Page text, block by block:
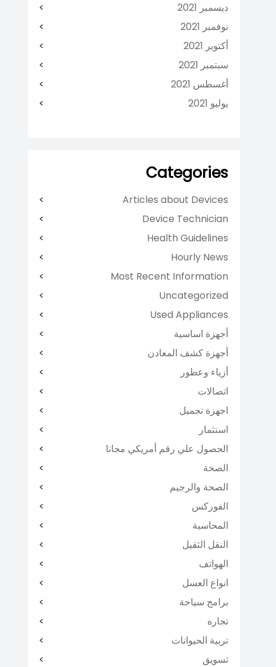
ديسمبر 2021
نوفمبر 2021
أكتوبر 2021
سبتمبر 2021
أغسطس 2021
يوليو 2021
Categories
Articles about Devices
Device Technician
Health Guidelines
Hourly News
Most Recent Information
Uncategorized
Used Appliances
أجهزة اساسية
أجهزة كشف المعادن
أزياء وعطور
اتصالات
اجهزة تجميل
استثمار
الحصول علي رقم أمريكي مجانا
الصحة
الصحة والرجيم
الفوركس
المحاسبة
النقل الثقيل
الهواتف
انواع العسل
برامج سياحة
تجاره
تربية الحيوانات
تسويق